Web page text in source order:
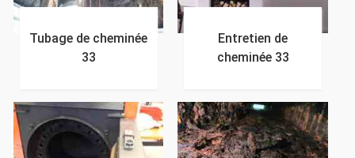
Tubage de cheminée
33
Entretien de
cheminée 33